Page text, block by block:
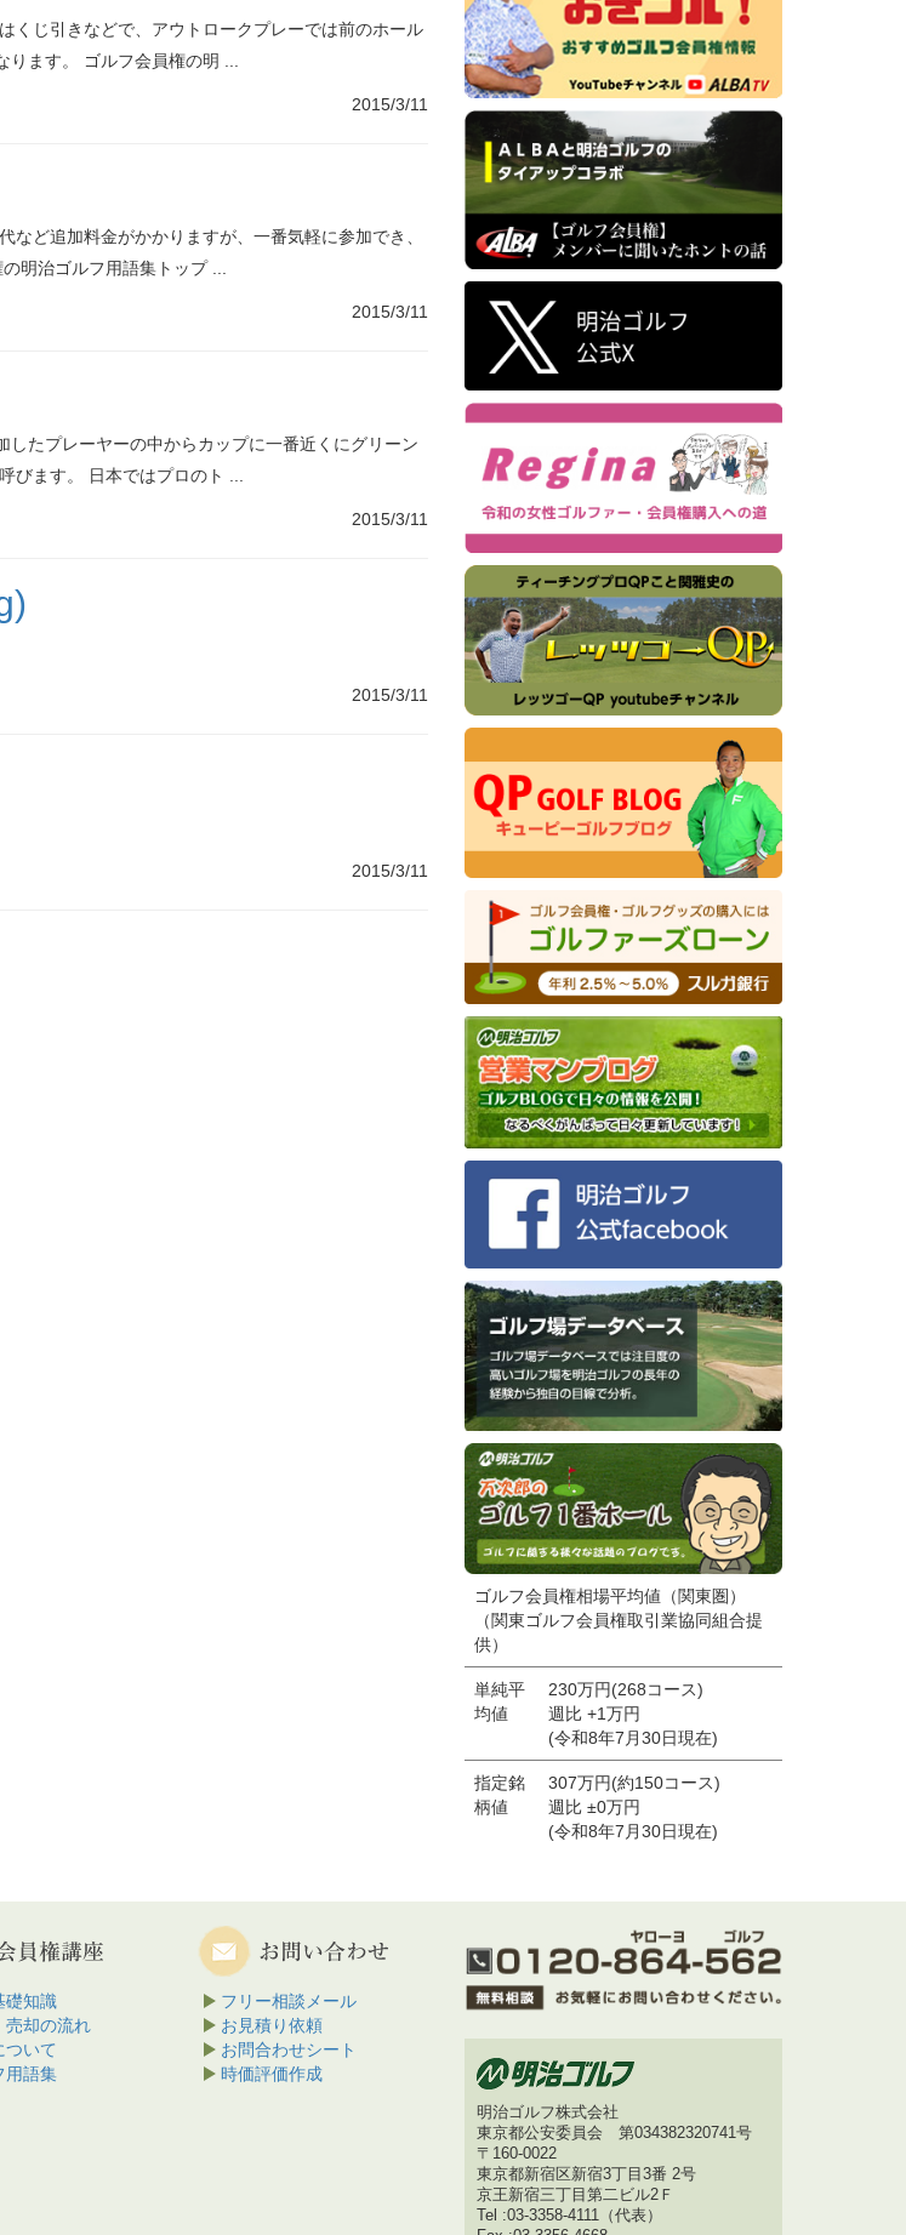
くじ引きなどで、アウトロークプレーでは前のホール
ります。 ゴルフ会員権の明 ...
2015/3/11
ど追加料金がかかりますが、一番気軽に参加でき、
明治ゴルフ用語集トップ ...
2015/3/11
たプレーヤーの中からカップに一番近くにグリーン
びます。 日本ではプロのト ...
2015/3/11
2015/3/11
2015/3/11
ゴルフ会員権相場平均値（関東圏）
（関東ゴルフ会員権取引業協同組合提
供）
単純平
均値
230万円(268コース)
週比 +1万円
(令和8年7月30日現在)
指定銘
柄値
307万円(約150コース)
週比 ±0万円
(令和8年7月30日現在)
礎知識
売却の流れ
ついて
用語集
フリー相談メール
お見積り依頼
お問合わせシート
時価評価作成
明治ゴルフ株式会社
東京都公安委員会 第034382320741号
〒160-0022
東京都新宿区新宿3丁目3番 2号
京王新宿三丁目第二ビル2Ｆ
Tel :03-3358-4111（代表）